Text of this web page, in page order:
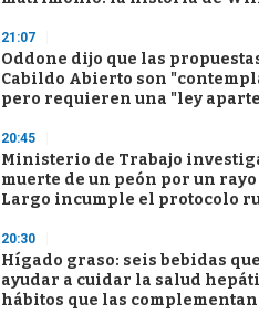
21:07
Oddone dijo que las
Cabildo Abierto son
pero requieren una "ley
20:45
Ministerio de Trabajo
muerte de un peón por un
Largo incumple el protocolo
20:30
Hígado graso: seis bebidas
ayudar a cuidar la salud
hábitos que las complementan